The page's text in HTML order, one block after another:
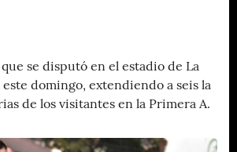
se disputó en el estadio de La
domingo, extendiendo a seis la
de los visitantes en la Primera A.